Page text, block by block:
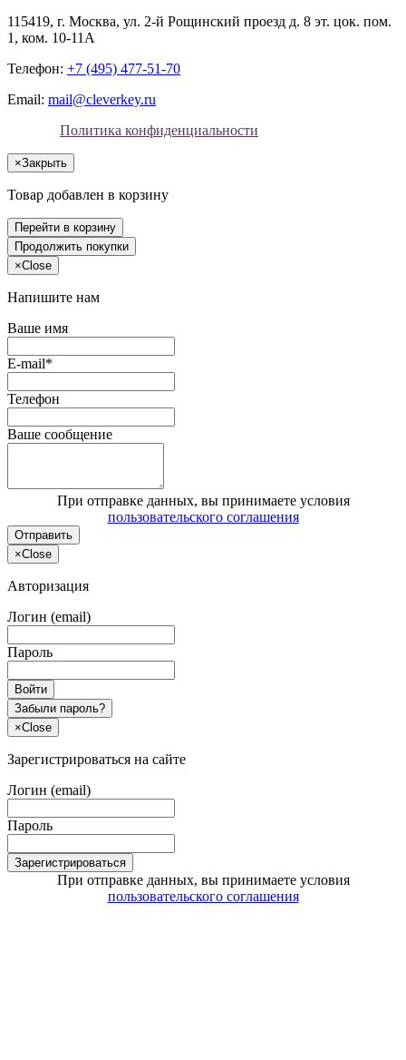
115419, г. Москва, ул. 2-й Рощинский проезд д. 8 эт. цок. пом.
1, ком. 10-11А
Телефон: +7 (495) 477-51-70
Email: mail@cleverkey.ru
Политика конфиденциальности
×Закрыть
Товар добавлен в корзину
Перейти в корзину
Продолжить покупки
×Close
Напишите нам
Ваше имя
E-mail*
Телефон
Ваше сообщение
При отправке данных, вы принимаете условия
пользовательского соглашения
Отправить
×Close
Авторизация
Логин (email)
Пароль
Войти
Забыли пароль?
×Close
Зарегистрироваться на сайте
Логин (email)
Пароль
Зарегистрироваться
При отправке данных, вы принимаете условия
пользовательского соглашения